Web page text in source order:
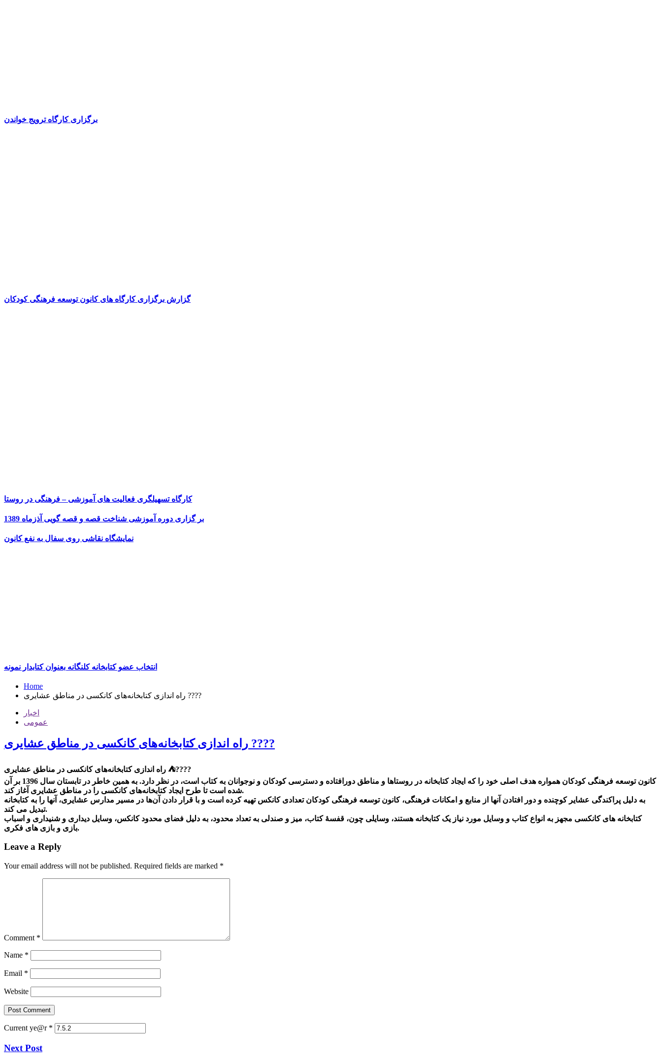
برگزاری کارگاه ترویج خواندن
گزارش برگزاری کارگاه های کانون توسعه فرهنگی کودکان
کارگاه تسهیلگری فعالیت های آموزشی – فرهنگی در روستا
بر گزاری دوره آموزشی شناخت قصه و قصه گویی آذزماه 1389
نمایشگاه نقاشی روی سفال به نفع کانون
انتخاب عضو کتابخانه کلنگانه بعنوان کتابدار نمونه
Home
راه اندازی کتابخانه‌های کانکسی در مناطق عشایری ????
اخبار
عمومی
راه اندازی کتابخانه‌های کانکسی در مناطق عشایری ????
راه اندازی کتابخانه‌های کانکسی در مناطق عشایری ⛺️????
کانون توسعه فرهنگی کودکان همواره هدف اصلی خود را که ایجاد کتابخانه در روستاها و مناطق دورافتاده و دسترسی کودکان و نوجوانان به کتاب است، در نظر دارد. به همین خاطر در تابستان سال 1396 بر آن
شده است تا طرح ایجاد کتابخانه‌های کانکسی را در مناطق عشایری آغاز کند.
به دلیل پراکندگی عشایر کوچنده و دور افتادن آنها از منابع و امکانات فرهنگی، کانون توسعه فرهنگی کودکان تعدادی کانکس تهیه کرده است و با قرار دادن آن‌ها در مسیر مدارس عشایری، آنها را به کتابخانه
تبدیل می کند.
کتابخانه های کانکسی مجهز به انواع کتاب و وسایل مورد نیاز یک کتابخانه هستند، وسایلی چون، قفسۀ کتاب، میز و صندلی به تعداد محدود، به دلیل فضای محدود کانکس، وسایل دیداری و شنیداری و اسباب
بازی و بازی های فکری.
Leave a Reply
Your email address will not be published. Required fields are marked *
Comment *
Name *
Email *
Website
Current ye@r *
Next Post